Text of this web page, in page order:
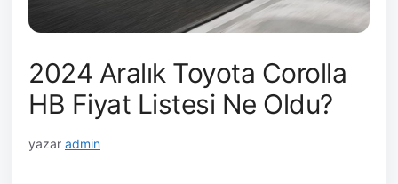
2024 Aralık Toyota Corolla
HB Fiyat Listesi Ne Oldu?
yazar admin